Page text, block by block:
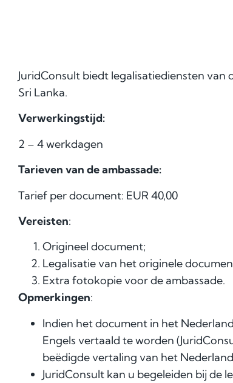
JuridConsult biedt legalisatiediensten van
Sri Lanka.
Verwerkingstijd:
2 – 4 werkdagen
Tarieven van de ambassade:
Tarief per document: EUR 40,00
Vereisten:
Origineel document;
Legalisatie van het originele
Extra fotokopie voor de ambassade.
Opmerkingen:
Indien het document in het
Engels vertaald te worden
beëdigde vertaling van het
JuridConsult kan u begeleiden bij de